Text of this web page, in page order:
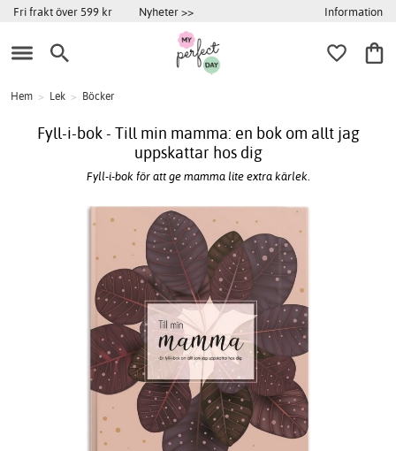
Fri frakt över 599 kr Nyheter >> Information
Hem > Lek > Böcker
Fyll-i-bok - Till min mamma: en bok om allt jag
uppskattar hos dig
Fyll-i-bok för att ge mamma lite extra kärlek.